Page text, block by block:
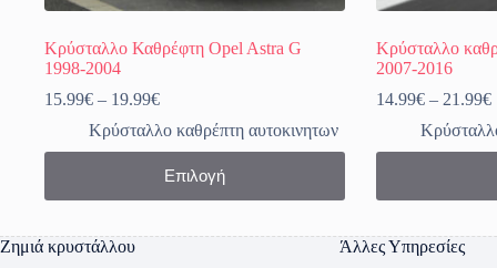
Κρύσταλλο Καθρέφτη Opel Astra G
1998-2004
15.99€ – 19.99€Price
15.99€
through
19.99€
Κρύσταλλο καθρέπτη αυτοκινητων
Επιλογή
Αυτό
προϊόν
πολλαπλές
παραλλαγές.
Κρύσταλλο
2007-2016
14.99€ – 21.99€
Αυτό
προϊόν
πολλαπλές
παραλλαγές.
Ζημιά κρυστάλλου Άλλες Υπηρεσίες